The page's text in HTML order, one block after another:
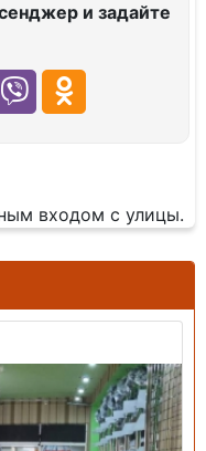
и задайте
входом с улицы.